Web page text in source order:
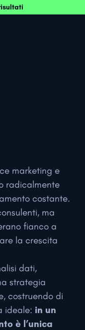
marketing e
radicalmente
costante.
ma
fianco a
la crescita
dati,
strategia
costruendo di
ideale: in un
è l’unica